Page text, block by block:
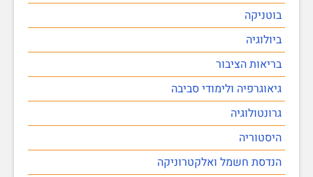
בוטניקה
ביולוגיה
בריאות הציבור
גיאוגרפיה ולימודי סביבה
גרונטולוגיה
היסטוריה
הנדסת חשמל ואלקטרוניקה